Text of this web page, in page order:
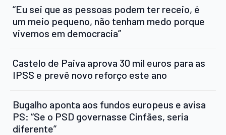
“Eu sei que as pessoas podem ter receio, é
um meio pequeno, não tenham medo porque
vivemos em democracia”
Castelo de Paiva aprova 30 mil euros para as
IPSS e prevê novo reforço este ano
Bugalho aponta aos fundos europeus e avisa
PS: “Se o PSD governasse Cinfães, seria
diferente”